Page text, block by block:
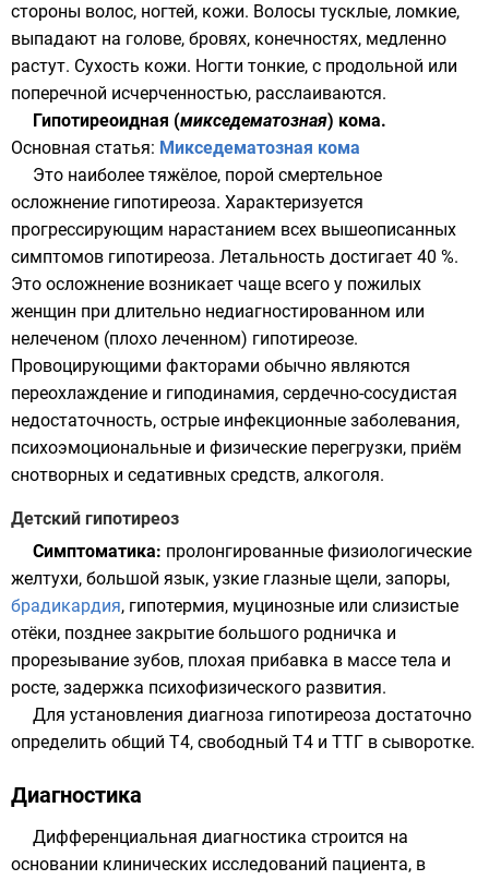
стороны волос, ногтей, кожи. Волосы тусклые, ломкие,
выпадают на голове, бровях, конечностях, медленно
растут. Сухость кожи. Ногти тонкие, с продольной или
поперечной исчерченностью, расслаиваются.
Гипотиреоидная (микседематозная) кома.
Основная статья: Микседематозная кома
Это наиболее тяжёлое, порой смертельное
осложнение гипотиреоза. Характеризуется
прогрессирующим нарастанием всех вышеописанных
симптомов гипотиреоза. Летальность достигает 40 %.
Это осложнение возникает чаще всего у пожилых
женщин при длительно недиагностированном или
нелеченом (плохо леченном) гипотиреозе.
Провоцирующими факторами обычно являются
переохлаждение и гиподинамия, сердечно-сосудистая
недостаточность, острые инфекционные заболевания,
психоэмоциональные и физические перегрузки, приём
снотворных и седативных средств, алкоголя.
Детский гипотиреоз
Симптоматика: пролонгированные физиологические
желтухи, большой язык, узкие глазные щели, запоры,
брадикардия, гипотермия, муцинозные или слизистые
отёки, позднее закрытие большого родничка и
прорезывание зубов, плохая прибавка в массе тела и
росте, задержка психофизического развития.
Для установления диагноза гипотиреоза достаточно
определить общий Т4, свободный Т4 и ТТГ в сыворотке.
Диагностика
Дифференциальная диагностика строится на
основании клинических исследований пациента, в